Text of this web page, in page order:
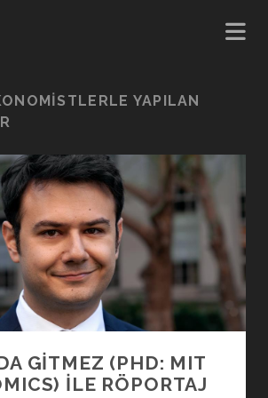
YAPILAN
GITMEZ (PHD: MIT
ILE RÖPORTAJ